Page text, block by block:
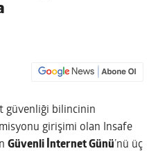
güvenliği bilincinin
girişimi olan Insafe
Güvenli İnternet Günü’nü üç